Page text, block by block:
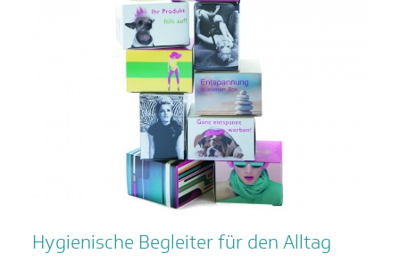
Hygienische Begleiter für den Alltag